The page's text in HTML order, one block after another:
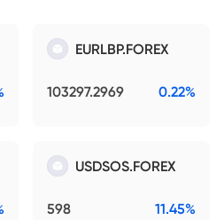
EURLBP.FOREX
103297.2969 0.22%
USDSOS.FOREX
598 11.45%